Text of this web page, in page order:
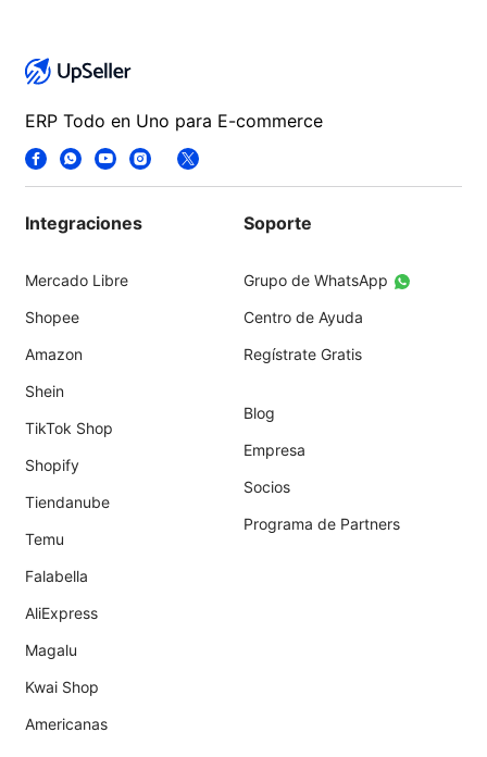
ERP Todo en Uno para E-commerce
Integraciones
Mercado Libre
Shopee
Amazon
Shein
TikTok Shop
Shopify
Tiendanube
Temu
Falabella
AliExpress
Magalu
Kwai Shop
Americanas
Soporte
Grupo de WhatsApp
Centro de Ayuda
Regístrate Gratis
Blog
Empresa
Socios
Programa de Partners